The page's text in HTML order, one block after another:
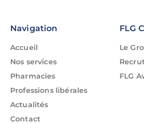
Navigation
Accueil
Nos services
Pharmacies
Professions libérales
Actualités
Contact
FLG
Le
FLG